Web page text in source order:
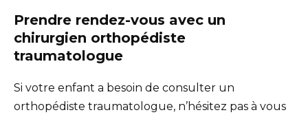
Prendre rendez-vous avec un
chirurgien orthopédiste
traumatologue
Si votre enfant a besoin de consulter un
orthopédiste traumatologue, n’hésitez pas à vous